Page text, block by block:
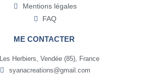
Mentions légales
FAQ
ME CONTACTER
Les Herbiers, Vendée (85), France
syanacreations@gmail.com